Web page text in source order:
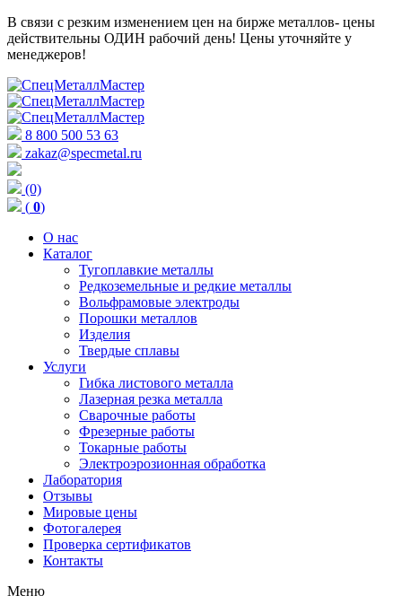
В связи с резким изменением цен на бирже металлов- цены
действительны ОДИН рабочий день! Цены уточняйте у
менеджеров!
8 800 500 53 63
zakaz@specmetal.ru
(0)
( 0)
О нас
Каталог
Тугоплавкие металлы
Редкоземельные и редкие металлы
Вольфрамовые электроды
Порошки металлов
Изделия
Твердые сплавы
Услуги
Гибка листового металла
Лазерная резка металла
Сварочные работы
Фрезерные работы
Токарные работы
Электроэрозионная обработка
Лаборатория
Отзывы
Мировые цены
Фотогалерея
Проверка сертификатов
Контакты
Меню